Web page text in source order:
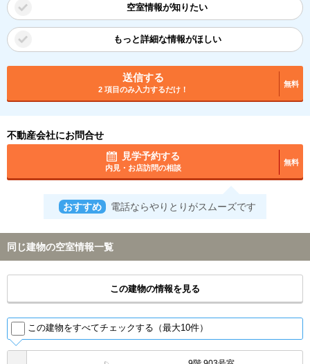
空室情報が知りたい
もっと詳細な情報がほしい
送信する
2 項目のみ入力するだけ！
無料
不動産会社にお問合せ
見学予約する
内見・お店訪問の相談
無料
おすすめ 電話ならやりとりがスムーズです
同じ建物の空室情報一覧
この建物の情報を見る
この建物をすべてチェックする（最大10件）